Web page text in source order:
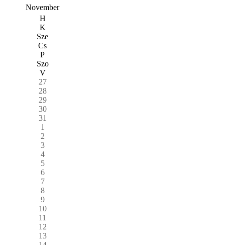
November
H
K
Sze
Cs
P
Szo
V
27
28
29
30
31
1
2
3
4
5
6
7
8
9
10
11
12
13